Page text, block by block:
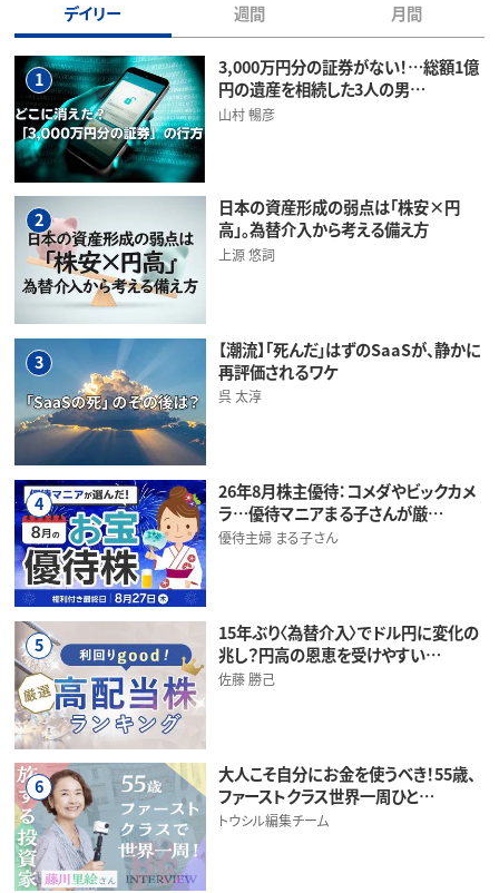
デイリー 週間 月間
1
3,000万円分の証券がない！…総額1億
円の遺産を相続した3人の男…
山村 暢彦
2
日本の資産形成の弱点は「株安×円
高」。為替介入から考える備え方
上源 悠詞
3
【潮流】「死んだ」はずのSaaSが、静かに
再評価されるワケ
呉 太淳
4
26年8月株主優待：コメダやビックカメ
ラ…優待マニアまる子さんが厳…
優待主婦 まる子さん
5
15年ぶり〈為替介入〉でドル円に変化の
兆し？円高の恩恵を受けやすい…
佐藤 勝己
6
大人こそ自分にお金を使うべき！55歳、
ファーストクラス世界一周ひと…
トウシル編集チーム